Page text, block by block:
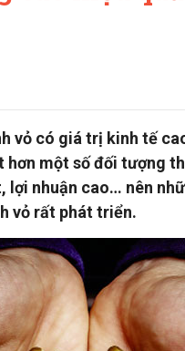
vỏ có giá trị kinh tế
một số đối tượng
nhuận cao… nên
vỏ rất phát triển.